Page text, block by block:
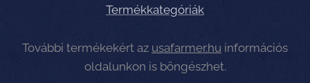
Termékkategóriák
További termékekért az usafarmer.hu információs
oldalunkon is böngészhet.